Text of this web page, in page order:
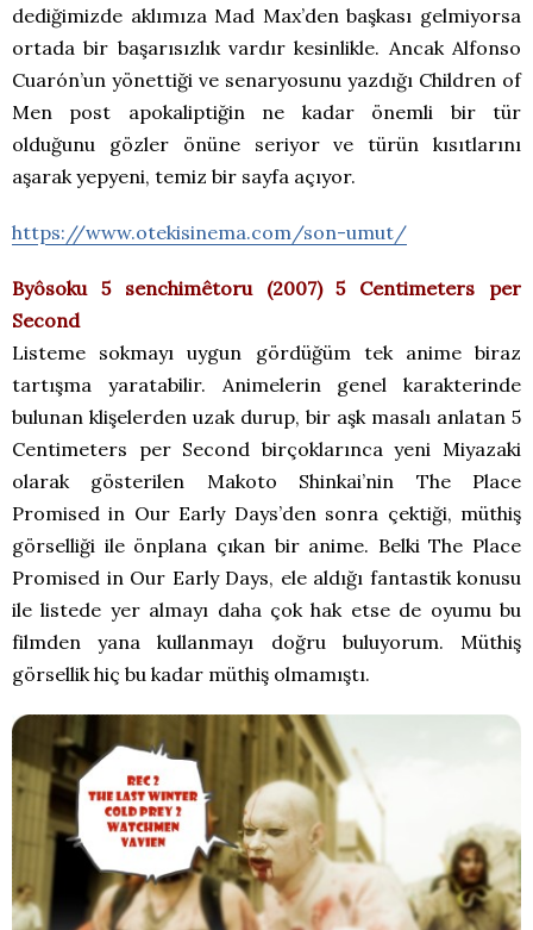
dediğimizde aklımıza Mad Max’den başkası gelmiyorsa
ortada bir başarısızlık vardır kesinlikle. Ancak Alfonso
Cuarón’un yönettiği ve senaryosunu yazdığı Children of
Men post apokaliptiğin ne kadar önemli bir tür
olduğunu gözler önüne seriyor ve türün kısıtlarını
aşarak yepyeni, temiz bir sayfa açıyor.
https://www.otekisinema.com/son-umut/
Byôsoku 5 senchimêtoru (2007) 5 Centimeters per
Second
Listeme sokmayı uygun gördüğüm tek anime biraz
tartışma yaratabilir. Animelerin genel karakterinde
bulunan klişelerden uzak durup, bir aşk masalı anlatan 5
Centimeters per Second birçoklarınca yeni Miyazaki
olarak gösterilen Makoto Shinkai’nin The Place
Promised in Our Early Days’den sonra çektiği, müthiş
görselliği ile önplana çıkan bir anime. Belki The Place
Promised in Our Early Days, ele aldığı fantastik konusu
ile listede yer almayı daha çok hak etse de oyumu bu
filmden yana kullanmayı doğru buluyorum. Müthiş
görsellik hiç bu kadar müthiş olmamıştı.